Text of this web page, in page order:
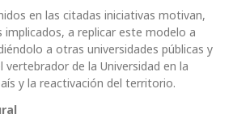
en las citadas iniciativas motivan,
implicados, a replicar este modelo a
a otras universidades públicas y
vertebrador de la Universidad en la
y la reactivación del territorio.